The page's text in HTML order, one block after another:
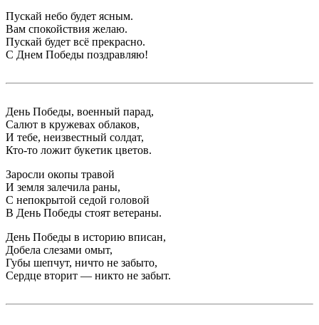
Пускай небо будет ясным.
Вам спокойствия желаю.
Пускай будет всё прекрасно.
С Днем Победы поздравляю!
День Победы, военный парад,
Салют в кружевах облаков,
И тебе, неизвестный солдат,
Кто-то ложит букетик цветов.
Заросли окопы травой
И земля залечила раны,
С непокрытой седой головой
В День Победы стоят ветераны.
День Победы в историю вписан,
Добела слезами омыт,
Губы шепчут, ничто не забыто,
Сердце вторит — никто не забыт.